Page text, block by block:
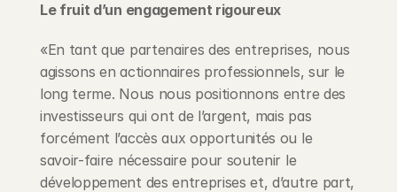
Le fruit d’un engagement rigoureux
«En tant que partenaires des entreprises, nous
agissons en actionnaires professionnels, sur le
long terme. Nous nous positionnons entre des
investisseurs qui ont de l’argent, mais pas
forcément l’accès aux opportunités ou le
savoir-faire nécessaire pour soutenir le
développement des entreprises et, d’autre part,